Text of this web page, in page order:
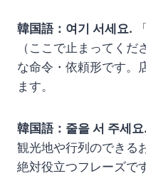
韓国語：여기 서세요.
（ここで止まってく
な命令・依頼形です。
ます。
韓国語：줄을 서 주세요.
観光地や行列のできる
絶対役立つフレーズで